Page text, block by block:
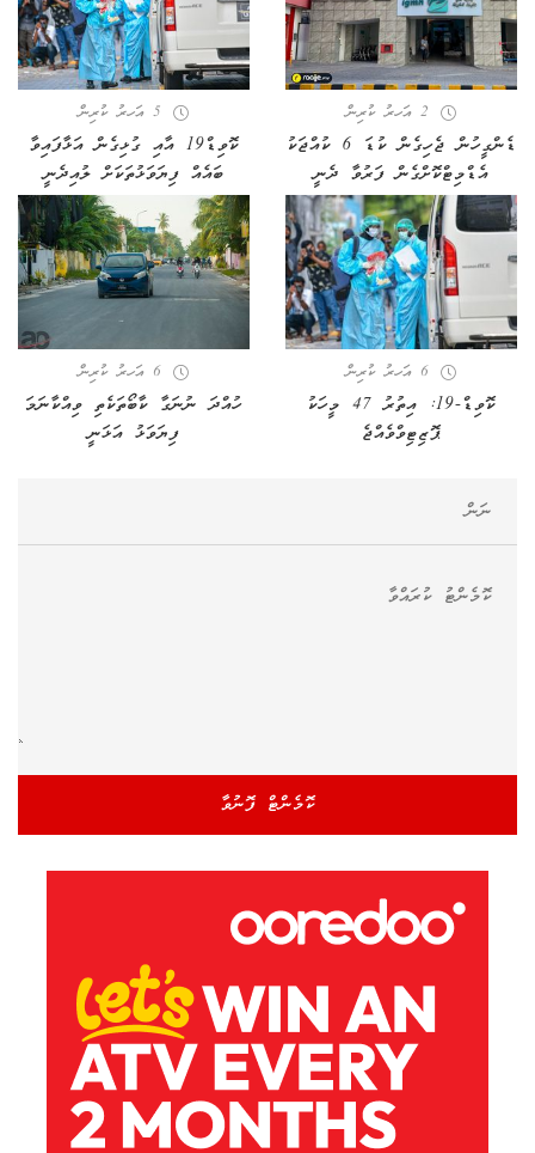
2 އަހރު ކުރިން
ޑެންގީހުން ޖެހިގެން ކުޑަ 6 ކުއްޖަކު
އެޑްމިޓްކޮށްގެން ފަރުވާ ދެނީ
5 އަހރު ކުރިން
ކޮވިޑް19 އާއި ގުޅިގެން އަޅާފައިވާ
ބައެއް ފިޔަވަޅުތަކަށް ލުއިދެނީ
6 އަހރު ކުރިން
ކޮވިޑް-19: އިތުރު 47 މީހަކު
ޕޮޒިޓިވްވެއްޖެ
6 އަހރު ކުރިން
ހުއްދަ ނުނަގާ ކާބޯތަކެތި ވިއްކާނަމަ
ފިޔަވަޅު އަޅަނީ